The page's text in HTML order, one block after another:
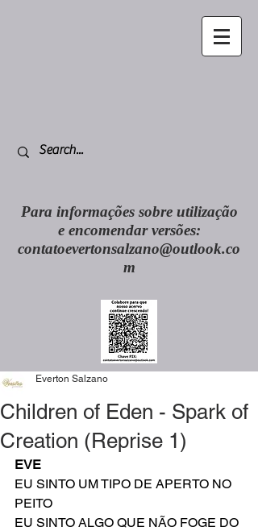
Para informações sobre utilização
e encomendar versões:
contatoevertonsalzano@outlook.co
m
Children of Eden - Spark of
Creation (Reprise 1)
Everton Salzano
EVE
EU SINTO UM TIPO DE APERTO NO
PEITO
EU SINTO ALGO QUE NÃO FOGE DO